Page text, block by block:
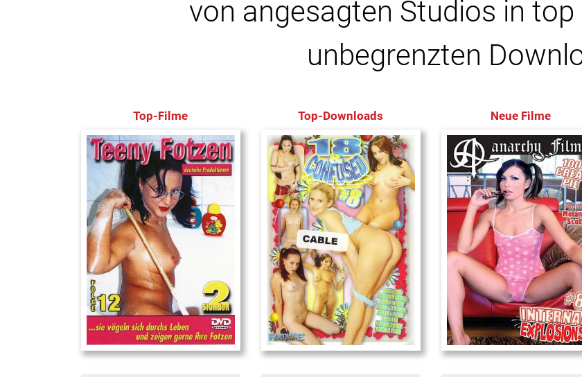
von angesagten Studios in
unbegrenzten
Top-Filme
Teeny Fotzen Folge 12
Top-Downloads
18 And Confused #8 - ...
Neue Filme
Internal Explosionen